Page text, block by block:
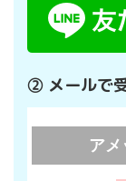
② メールで